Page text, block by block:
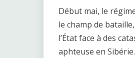
Début mai, le
le champ de
l’État face à des
aphteuse en